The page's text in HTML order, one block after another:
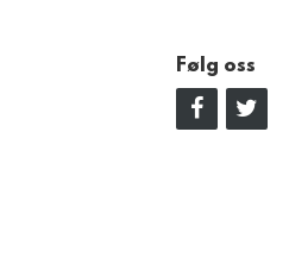
Følg oss